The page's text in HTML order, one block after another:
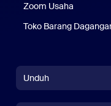
Zoom Usaha
Toko Barang
Unduh